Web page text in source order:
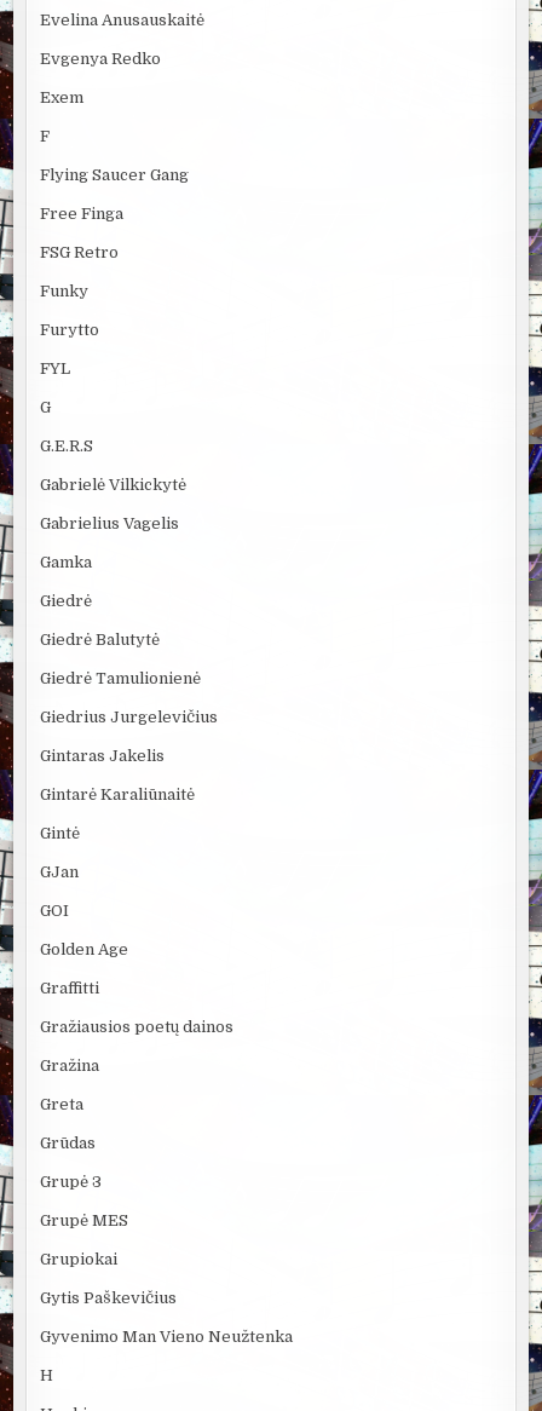
Evelina Anusauskaitė
Evgenya Redko
Exem
F
Flying Saucer Gang
Free Finga
FSG Retro
Funky
Furytto
FYL
G
G.E.R.S
Gabrielė Vilkickytė
Gabrielius Vagelis
Gamka
Giedrė
Giedrė Balutytė
Giedrė Tamulionienė
Giedrius Jurgelevičius
Gintaras Jakelis
Gintarė Karaliūnaitė
Gintė
GJan
GOI
Golden Age
Graffitti
Gražiausios poetų dainos
Gražina
Greta
Grūdas
Grupė 3
Grupė MES
Grupiokai
Gytis Paškevičius
Gyvenimo Man Vieno Neužtenka
H